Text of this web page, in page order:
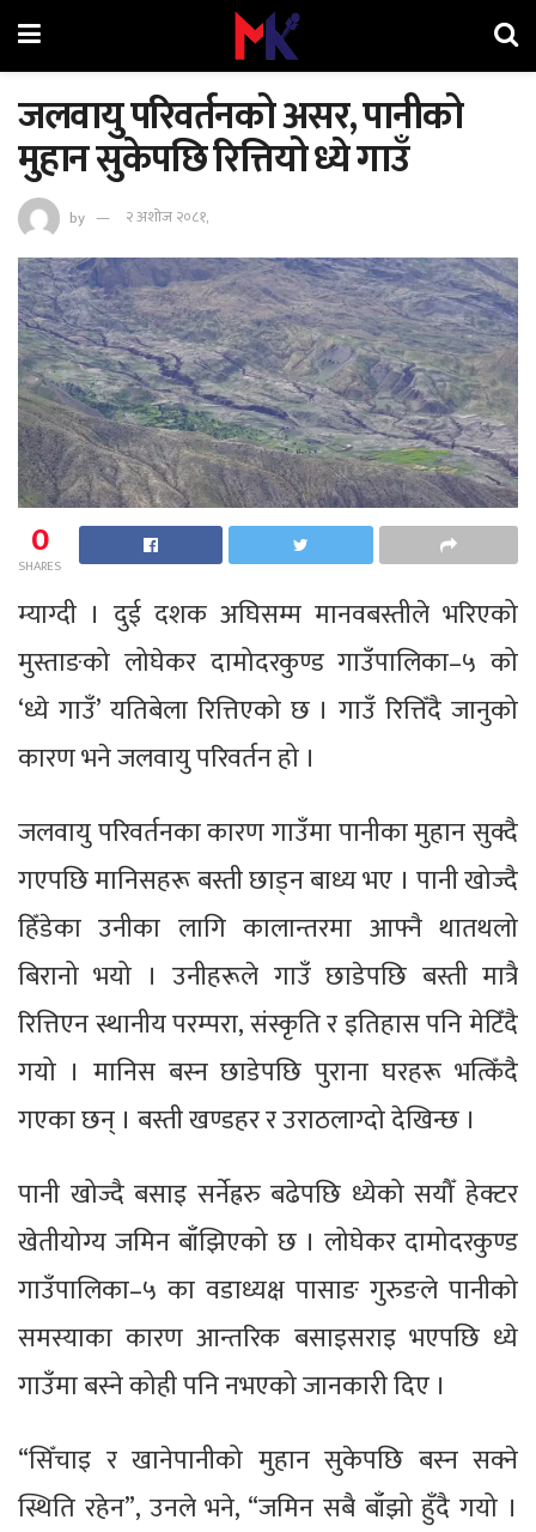
जलवायु परिवर्तनको असर, पानीको
मुहान सुकेपछि रित्तियो ध्ये गाउँ
by २ अशोज २०८१,
0
SHARES
म्याग्दी । दुई दशक अघिसम्म मानवबस्तीले भरिएको
मुस्ताङको लोघेकर दामोदरकुण्ड गाउँपालिका–५ को
‘ध्ये गाउँ’ यतिबेला रित्तिएको छ । गाउँ रित्तिँदै जानुको
कारण भने जलवायु परिवर्तन हो ।
जलवायु परिवर्तनका कारण गाउँमा पानीका मुहान सुक्दै
गएपछि मानिसहरू बस्ती छाड्न बाध्य भए । पानी खोज्दै
हिँडेका उनीका लागि कालान्तरमा आफ्नै थातथलो
बिरानो भयो । उनीहरूले गाउँ छाडेपछि बस्ती मात्रै
रित्तिएन स्थानीय परम्परा, संस्कृति र इतिहास पनि मेटिँदै
गयो । मानिस बस्न छाडेपछि पुराना घरहरू भत्किँदै
गएका छन् । बस्ती खण्डहर र उराठलाग्दो देखिन्छ ।
पानी खोज्दै बसाइ सर्नेह्ररु बढेपछि ध्येको सयौँ हेक्टर
खेतीयोग्य जमिन बाँझिएको छ । लोघेकर दामोदरकुण्ड
गाउँपालिका–५ का वडाध्यक्ष पासाङ गुरुङले पानीको
समस्याका कारण आन्तरिक बसाइसराइ भएपछि ध्ये
गाउँमा बस्ने कोही पनि नभएको जानकारी दिए ।
“सिँचाइ र खानेपानीको मुहान सुकेपछि बस्न सक्ने
स्थिति रहेन”, उनले भने, “जमिन सबै बाँझो हुँदै गयो ।